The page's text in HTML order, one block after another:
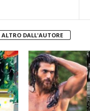
ALTRO DALL'AUTORE